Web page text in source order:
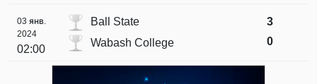
03 янв.
2024
02:00
Ball State
Wabash College
3
0